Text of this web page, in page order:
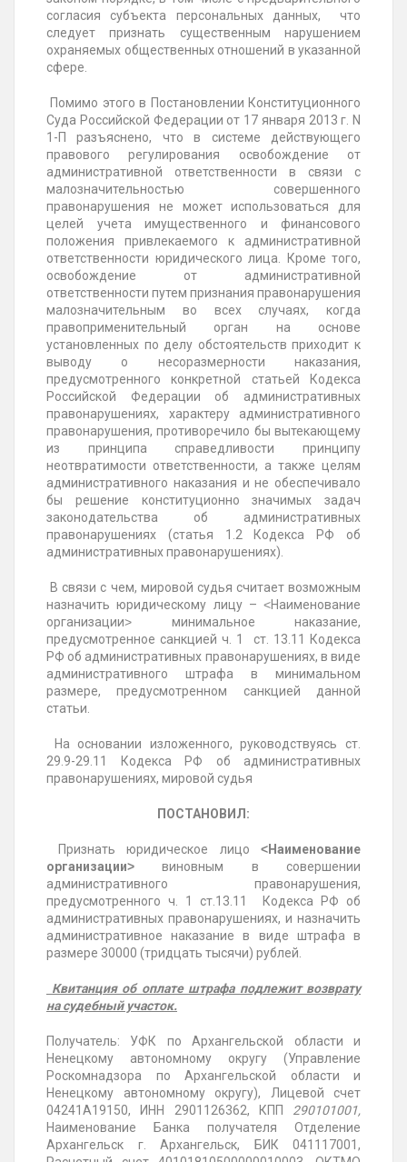
согласия субъекта персональных данных, что
следует признать существенным нарушением
охраняемых общественных отношений в указанной
сфере.
Помимо этого в Постановлении Конституционного
Суда Российской Федерации от 17 января 2013 г. N
1-П разъяснено, что в системе действующего
правового регулирования освобождение от
административной ответственности в связи с
малозначительностью совершенного
правонарушения не может использоваться для
целей учета имущественного и финансового
положения привлекаемого к административной
ответственности юридического лица. Кроме того,
освобождение от административной
ответственности путем признания правонарушения
малозначительным во всех случаях, когда
правоприменительный орган на основе
установленных по делу обстоятельств приходит к
выводу о несоразмерности наказания,
предусмотренного конкретной статьей Кодекса
Российской Федерации об административных
правонарушениях, характеру административного
правонарушения, противоречило бы вытекающему
из принципа справедливости принципу
неотвратимости ответственности, а также целям
административного наказания и не обеспечивало
бы решение конституционно значимых задач
законодательства об административных
правонарушениях (статья 1.2 Кодекса РФ об
административных правонарушениях).
В связи с чем, мировой судья считает возможным
назначить юридическому лицу – ˂Наименование
организации˃ минимальное наказание,
предусмотренное санкцией ч. 1 ст. 13.11 Кодекса
РФ об административных правонарушениях, в виде
административного штрафа в минимальном
размере, предусмотренном санкцией данной
статьи.
На основании изложенного, руководствуясь ст.
29.9-29.11 Кодекса РФ об административных
правонарушениях, мировой судья
ПОСТАНОВИЛ:
Признать юридическое лицо ˂Наименование
организации˃ виновным в совершении
административного правонарушения,
предусмотренного ч. 1 ст.13.11 Кодекса РФ об
административных правонарушениях, и назначить
административное наказание в виде штрафа в
размере 30000 (тридцать тысячи) рублей.
Квитанция об оплате штрафа подлежит возврату
на судебный участок.
Получатель: УФК по Архангельской области и
Ненецкому автономному округу (Управление
Роскомнадзора по Архангельской области и
Ненецкому автономному округу), Лицевой счет
04241А19150, ИНН 2901126362, КПП 290101001,
Наименование Банка получателя Отделение
Архангельск г. Архангельск, БИК 041117001,